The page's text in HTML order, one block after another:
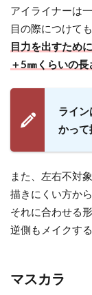
アイライナーは
目の際につけて
目力を出すため
＋5㎜くらいの長
ライン
かって
また、左右不対
描きにくい方か
それに合わせる
逆側もメイクす
マスカラ